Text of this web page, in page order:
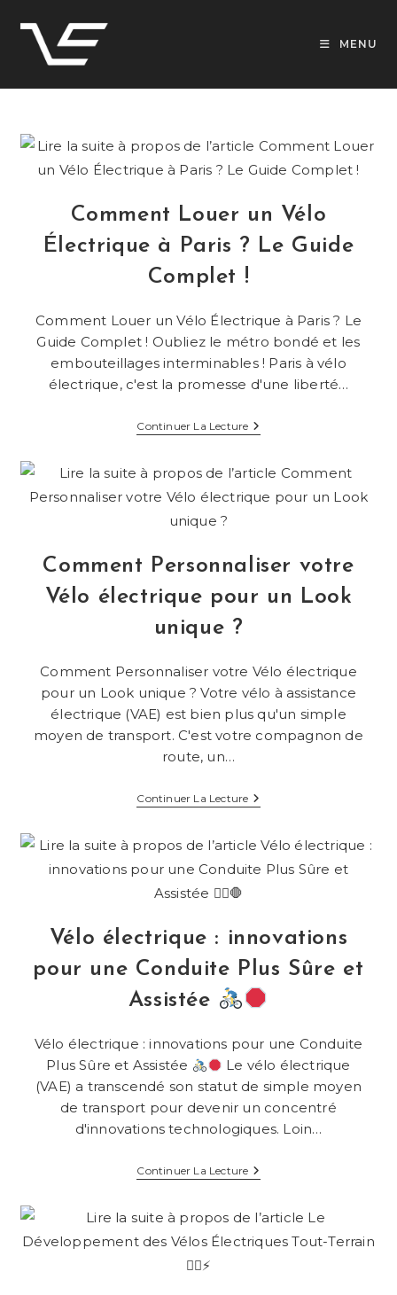
content
MENU
Comment Louer un Vélo
Électrique à Paris ? Le Guide
Complet !
Comment Louer un Vélo Électrique à Paris ? Le
Guide Complet ! Oubliez le métro bondé et les
embouteillages interminables ! Paris à vélo
électrique, c'est la promesse d'une liberté…
Continuer La LectureComment
Louer
Vélo
Électrique
À
Guide
Complet
Comment Personnaliser votre
Vélo électrique pour un Look
unique ?
Comment Personnaliser votre Vélo électrique
pour un Look unique ? Votre vélo à assistance
électrique (VAE) est bien plus qu'un simple
moyen de transport. C'est votre compagnon de
route, un…
Continuer La LectureComment
Personnaliser
Vélo
Électrique
Pour
Vélo électrique : innovations
pour une Conduite Plus Sûre et
Assistée
Vélo électrique : innovations pour une Conduite
Plus Sûre et Assistée
Le vélo électrique
(VAE) a transcendé son statut de simple moyen
de transport pour devenir un concentré
d'innovations technologiques. Loin…
Continuer La LectureVélo
Électrique
Innovations
Pour
Une